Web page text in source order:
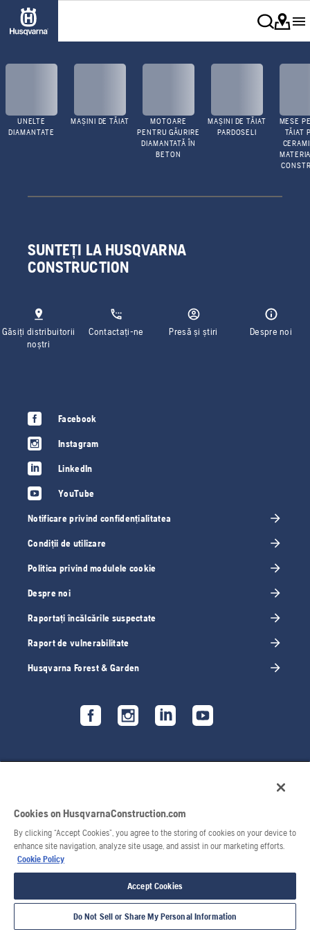
UNELTE
DIAMANTATE
MAȘINI DE TĂIAT
MOTOARE
PENTRU GĂURIRE
DIAMANTATĂ ÎN
BETON
MAȘINI DE TĂIAT
PARDOSELI
MESE
TĂIAT
SUNTEȚI LA HUSQVARNA
CONSTRUCTION
Găsiți distribuitorii
noștri
Contactați-ne Presă și știri Despre noi
Facebook
Instagram
LinkedIn
YouTube
Notificare privind confidențialitatea
Condiții de utilizare
Politica privind modulele cookie
Despre noi
Raportați încălcările suspectate
Raport de vulnerabilitate
Husqvarna Forest & Garden
© 2026 Husqvarna AB. Toate drepturile rezervate.
Cookies on HusqvarnaConstruction.com
By clicking “Accept Cookies”, you agree to the storing of cookies on your device to
enhance site navigation, analyze site usage, and assist in our marketing efforts.
Cookie Policy
Accept Cookies
Do Not Sell or Share My Personal Information